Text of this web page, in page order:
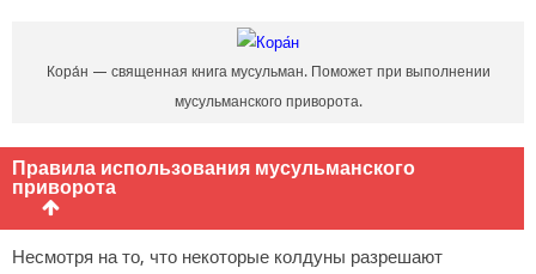
Кора́н — священная книга мусульман. Поможет при выполнении
мусульманского приворота.
Правила использования мусульманского
приворота
Несмотря на то, что некоторые колдуны разрешают